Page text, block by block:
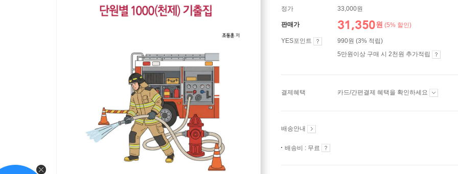
정가 33,000원
판매가 31,350원 (5% 할인)
YES포인트
990원 (3% 적립)
5만원이상 구매 시 2천원 추가적립
결제혜택 카드/간편결제 혜택을 확인하세요
배송안내
배송비 : 무료